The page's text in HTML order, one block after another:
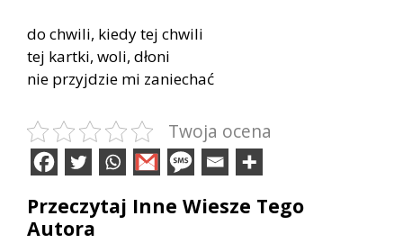
do chwili, kiedy tej chwili
tej kartki, woli, dłoni
nie przyjdzie mi zaniechać
Twoja ocena
Przeczytaj Inne Wiesze Tego
Autora